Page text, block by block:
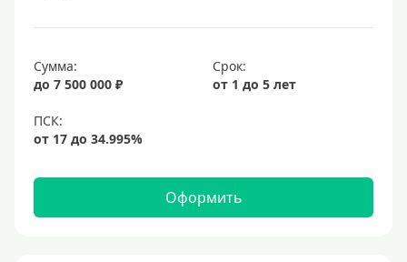
7%
8%
9%
11%
12%
Сумма:
до 7 500 000 ₽
Срок:
от 1 до 5 лет
Оформить